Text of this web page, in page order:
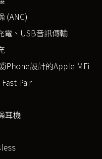
(ANC)
電、USB音訊傳輸
iPhone設計的Apple MFi
Pair
耳機